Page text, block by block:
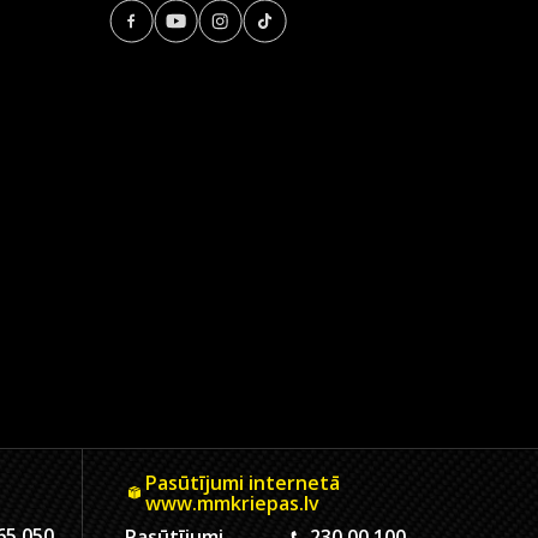
Pasūtījumi internetā
www.mmkriepas.lv